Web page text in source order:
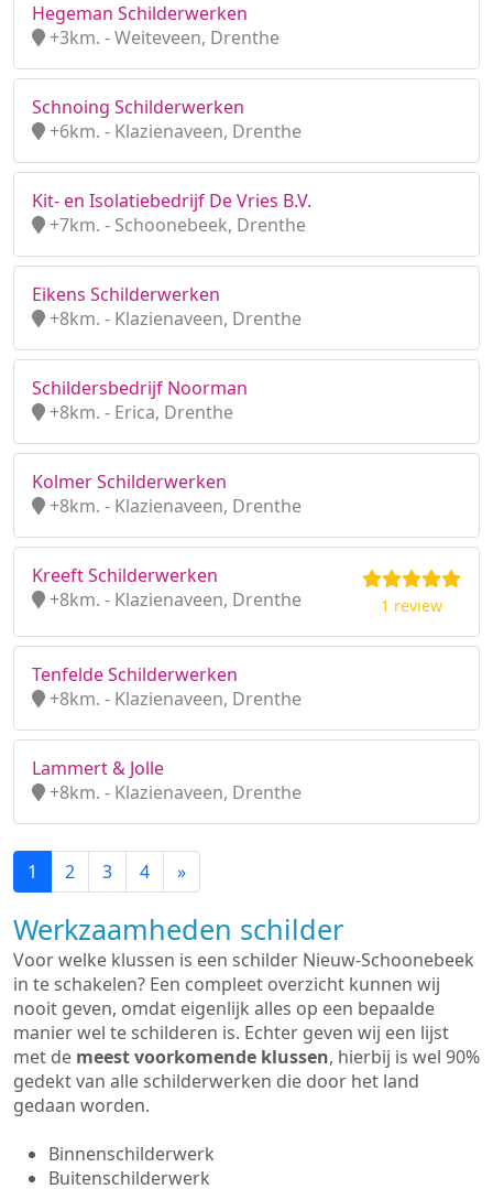
Hegeman Schilderwerken
+3km. - Weiteveen, Drenthe
Schnoing Schilderwerken
+6km. - Klazienaveen, Drenthe
Kit- en Isolatiebedrijf De Vries B.V.
+7km. - Schoonebeek, Drenthe
Eikens Schilderwerken
+8km. - Klazienaveen, Drenthe
Schildersbedrijf Noorman
+8km. - Erica, Drenthe
Kolmer Schilderwerken
+8km. - Klazienaveen, Drenthe
Kreeft Schilderwerken
+8km. - Klazienaveen, Drenthe
1 review
Tenfelde Schilderwerken
+8km. - Klazienaveen, Drenthe
Lammert & Jolle
+8km. - Klazienaveen, Drenthe
1 2 3 4 »
Werkzaamheden schilder
Voor welke klussen is een schilder Nieuw-Schoonebeek
in te schakelen? Een compleet overzicht kunnen wij
nooit geven, omdat eigenlijk alles op een bepaalde
manier wel te schilderen is. Echter geven wij een lijst
met de meest voorkomende klussen, hierbij is wel 90%
gedekt van alle schilderwerken die door het land
gedaan worden.
Binnenschilderwerk
Buitenschilderwerk